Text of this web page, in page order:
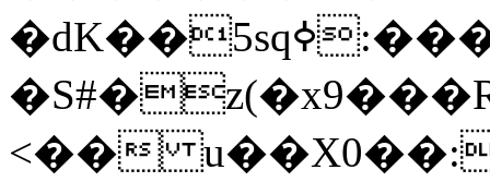
�dK��5sqߦ:����K~����u��v�HP���و����
<��